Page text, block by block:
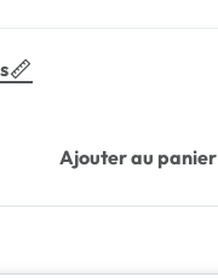
Ajouter au panier